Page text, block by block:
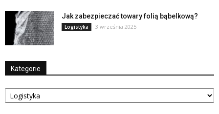
Jak zabezpieczać towary folią bąbelkową?
Logistyka 3 września 2025
Kategorie
Kategorie